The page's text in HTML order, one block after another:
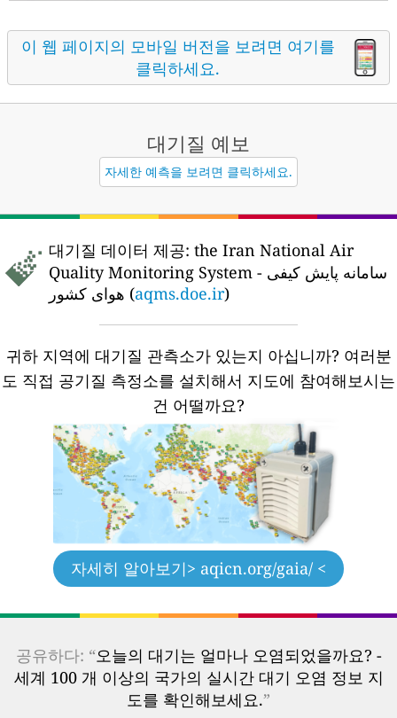
이 웹 페이지의 모바일 버전을 보려면 여기를
클릭하세요.
대기질 예보
자세한 예측을 보려면 클릭하세요.
대기질 데이터 제공: the Iran National Air
Quality Monitoring System - سامانه پایش کیفی
هوای کشور (aqms.doe.ir)
귀하 지역에 대기질 관측소가 있는지 아십니까? 여러분
도 직접 공기질 측정소를 설치해서 지도에 참여해보시는
건 어떨까요?
자세히 알아보기> aqicn.org/gaia/ <
공유하다: “오늘의 대기는 얼마나 오염되었을까요? -
세계 100 개 이상의 국가의 실시간 대기 오염 정보 지
도를 확인해보세요.”